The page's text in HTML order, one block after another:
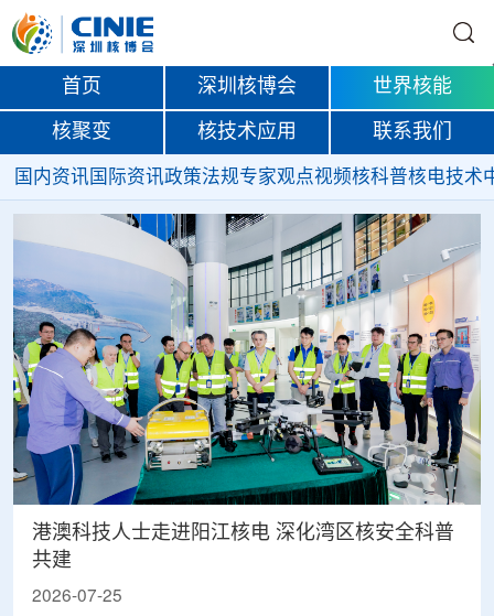
首页 深圳核博会 世界核能
核聚变 核技术应用 联系我们
国内资讯 国际资讯政策法规专家观点视频核科普核电技术
港澳科技人士走进阳江核电 深化湾区核安全科普
共建
2026-07-25